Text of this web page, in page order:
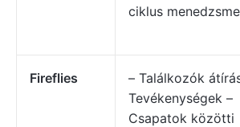
ciklus
Fireflies
– Találkozók
Tevékenységek –
Csapatok közötti